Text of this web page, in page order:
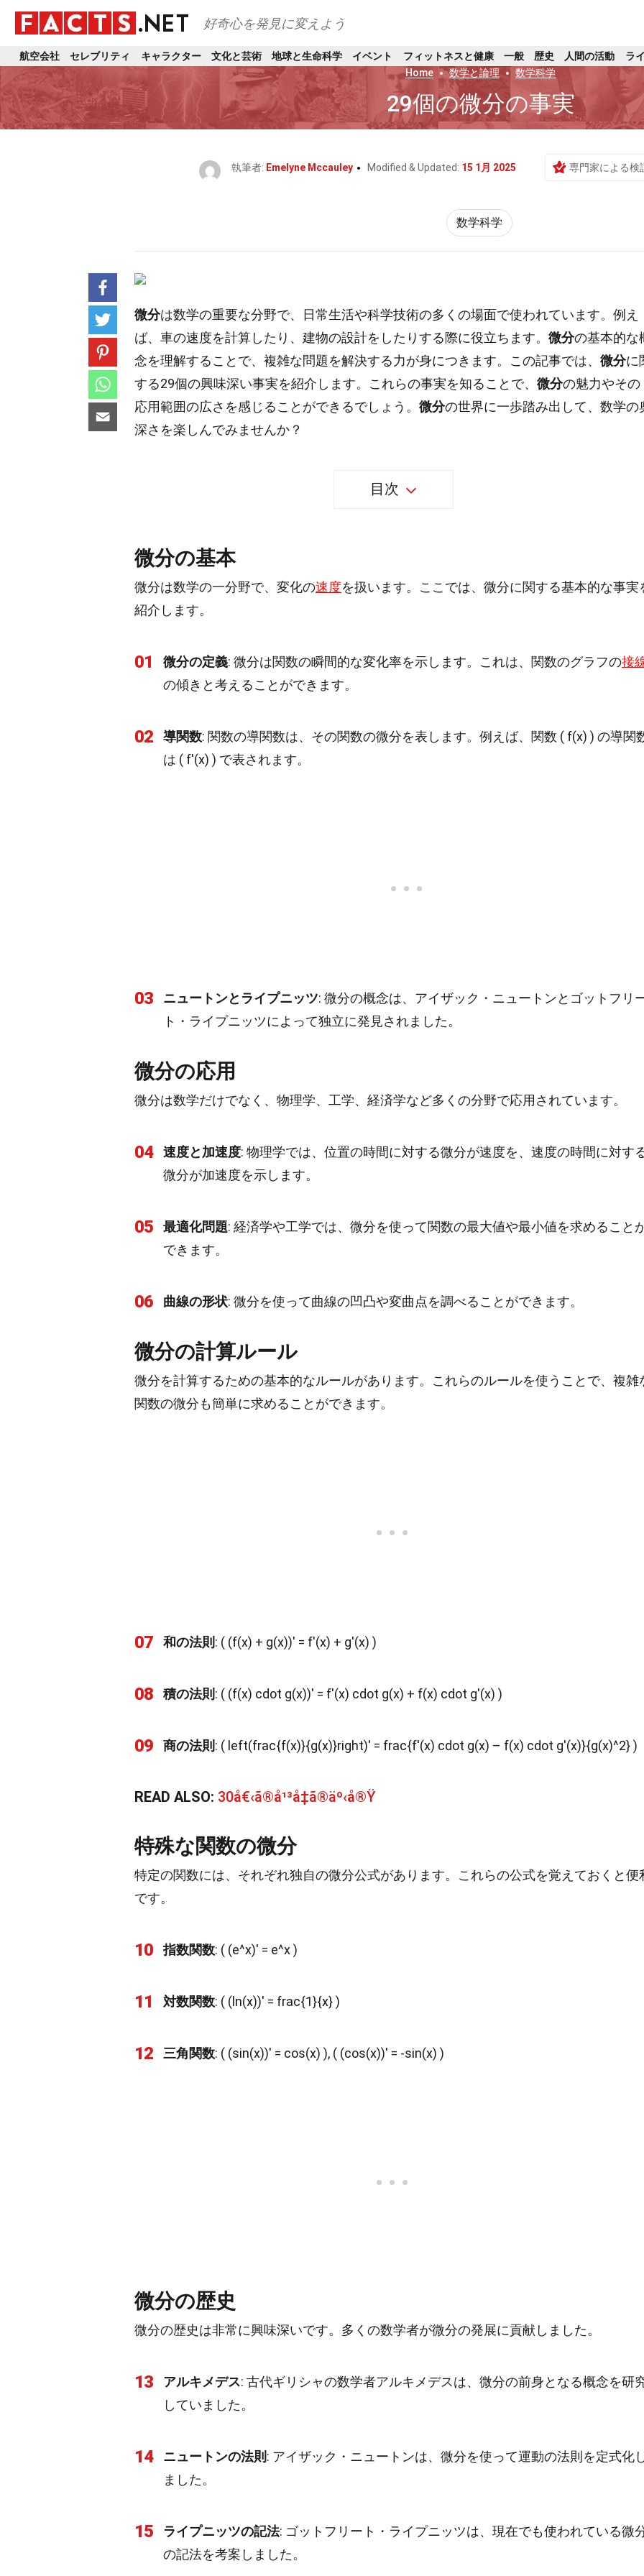
好奇心を発見に変えよう
航空会社 セレブリティ キャラクター 文化と芸術 地球と生命科学 イベント フィットネスと健康 一般 歴史 人間の活動
ラ
Home
数学と論理 数学科学
29個の微分の事実
執筆者: Emelyne Mccauley Modified & Updated: 15 1月 2025 専門家による検
数学科学
微分は数学の重要な分野で、日常生活や科学技術の多くの場面で使われています。例え
ば、車の速度を計算したり、建物の設計をしたりする際に役立ちます。 微分の基本的な
念を理解することで、複雑な問題を解決する力が身につきます。この記事では、 微分に
する29個の興味深い事実を紹介します。これらの事実を知ることで、 微分の魅力やその
応用範囲の広さを感じることができるでしょう。 微分の世界に一歩踏み出して、数学の
深さを楽しんでみませんか？
目次
微分の基本
微分は数学の一分野で、変化の速度を扱います。ここでは、微分に関する基本的な事実
紹介します。
01 微分の定義: 微分は関数の瞬間的な変化率を示します。これは、関数のグラフの接
の傾きと考えることができます。
02 導関数: 関数の導関数は、その関数の微分を表します。例えば、関数 ( f(x) ) の導関
は ( f'(x) ) で表されます。
03 ニュートンとライプニッツ: 微分の概念は、アイザック・ニュートンとゴットフリ
ト・ライプニッツによって独立に発見されました。
微分の応用
微分は数学だけでなく、物理学、工学、経済学など多くの分野で応用されています。
04 速度と加速度: 物理学では、位置の時間に対する微分が速度を、速度の時間に対す
微分が加速度を示します。
05 最適化問題: 経済学や工学では、微分を使って関数の最大値や最小値を求めること
できます。
06 曲線の形状: 微分を使って曲線の凹凸や変曲点を調べることができます。
微分の計算ルール
微分を計算するための基本的なルールがあります。これらのルールを使うことで、複雑
関数の微分も簡単に求めることができます。
07 和の法則 : ( (f(x) + g(x))' = f'(x) + g'(x) )
08 積の法則 : ( (f(x) cdot g(x))' = f'(x) cdot g(x) + f(x) cdot g'(x) )
09 商の法則 : ( left(frac{f(x)}{g(x)}right)' = frac{f'(x) cdot g(x) – f(x) cdot g'(x)}{g(x)^2} )
READ ALSO: 30å€‹ã®å¹³å‡ã®äº‹å®Ÿ
特殊な関数の微分
特定の関数には、それぞれ独自の微分公式があります。これらの公式を覚えておくと便
です。
10 指数関数: ( (e^x)' = e^x )
11 対数関数: ( (ln(x))' = frac{1}{x} )
12 三角関数: ( (sin(x))' = cos(x) ), ( (cos(x))' = -sin(x) )
微分の歴史
微分の歴史は非常に興味深いです。多くの数学者が微分の発展に貢献しました。
13 アルキメデス: 古代ギリシャの数学者アルキメデスは、微分の前身となる概念を研
していました。
14 ニュートンの法則 : アイザック・ニュートンは、微分を使って運動の法則を定式化
ました。
15 ライプニッツの記法: ゴットフリート・ライプニッツは、現在でも使われている微
の記法を考案しました。